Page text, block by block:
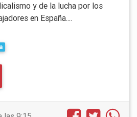
y de la lucha por los
en España....